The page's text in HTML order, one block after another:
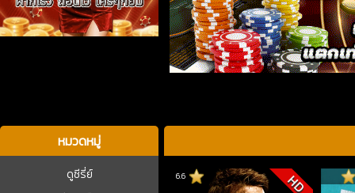
หมวดหมู่
ดูซีรี่ย์
6.6 HD